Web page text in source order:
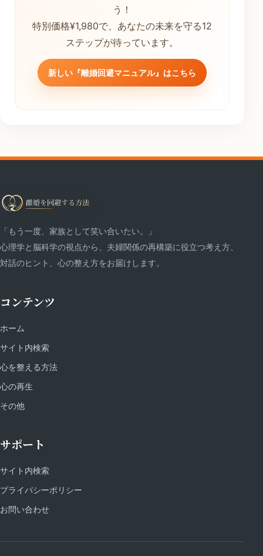
う！
特別価格¥1,980で、あなたの未来を守る12
ステップが待っています。
新しい『離婚回避マニュアル』はこちら
「もう一度、家族として笑い合いたい。」
心理学と脳科学の視点から、夫婦関係の再構築に役立つ考え方、
対話のヒント、心の整え方をお届けします。
コンテンツ
ホーム
サイト内検索
心を整える方法
心の再生
その他
サポート
サイト内検索
プライバシーポリシー
お問い合わせ